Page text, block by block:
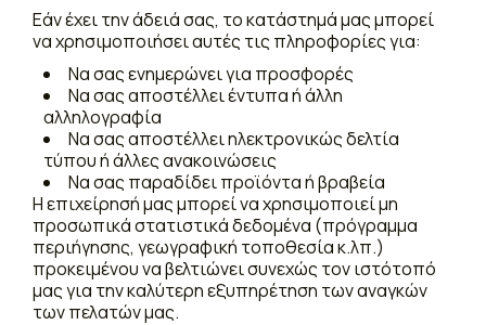
Εάν έχει την άδειά σας, το κατάστημά μας μπορεί
να χρησιμοποιήσει αυτές τις πληροφορίες για:
Να σας ενημερώνει για προσφορές
Να σας αποστέλλει έντυπα ή άλλη
αλληλογραφία
Να σας αποστέλλει ηλεκτρονικώς δελτία
τύπου ή άλλες ανακοινώσεις
Να σας παραδίδει προϊόντα ή βραβεία
Η επιχείρησή μας μπορεί να χρησιμοποιεί μη
προσωπικά στατιστικά δεδομένα (πρόγραμμα
περιήγησης, γεωγραφική τοποθεσία κ.λπ.)
προκειμένου να βελτιώνει συνεχώς τον ιστότοπό
μας για την καλύτερη εξυπηρέτηση των αναγκών
των πελατών μας.